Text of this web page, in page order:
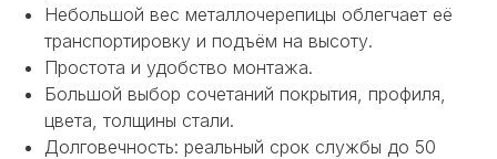
Небольшой вес металлочерепицы облегчает её
транспортировку и подъём на высоту.
Простота и удобство монтажа.
Большой выбор сочетаний покрытия, профиля,
цвета, толщины стали.
Долговечность: реальный срок службы до 50
НЕ НАШЛИ НУЖНОЕ
ИЛИ НУЖНА ПОМОЩЬ